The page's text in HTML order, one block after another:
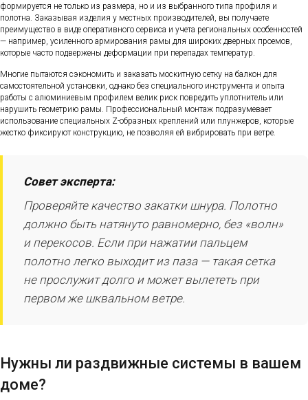
формируется не только из размера, но и из выбранного типа профиля и
полотна. Заказывая изделия у местных производителей, вы получаете
преимущество в виде оперативного сервиса и учета региональных особенностей
— например, усиленного армирования рамы для широких дверных проемов,
которые часто подвержены деформации при перепадах температур.
Многие пытаются сэкономить и заказать москитную сетку на балкон для
самостоятельной установки, однако без специального инструмента и опыта
работы с алюминиевым профилем велик риск повредить уплотнитель или
нарушить геометрию рамы. Профессиональный монтаж подразумевает
использование специальных Z-образных креплений или плунжеров, которые
жестко фиксируют конструкцию, не позволяя ей вибрировать при ветре.
Совет эксперта:
Проверяйте качество закатки шнура. Полотно
должно быть натянуто равномерно, без «волн»
и перекосов. Если при нажатии пальцем
полотно легко выходит из паза — такая сетка
не прослужит долго и может вылететь при
первом же шквальном ветре.
Нужны ли раздвижные системы в вашем
доме?